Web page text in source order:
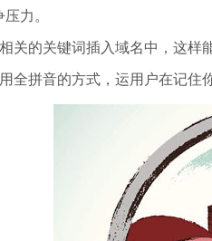
力。
关的关键词插入域名中，这样
全拼音的方式，运用户在记住